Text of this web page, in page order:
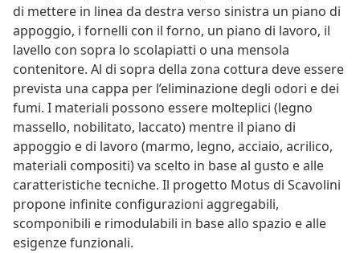
di mettere in linea da destra verso sinistra un piano di
appoggio, i fornelli con il forno, un piano di lavoro, il
lavello con sopra lo scolapiatti o una mensola
contenitore. Al di sopra della zona cottura deve essere
prevista una cappa per l’eliminazione degli odori e dei
fumi. I materiali possono essere molteplici (legno
massello, nobilitato, laccato) mentre il piano di
appoggio e di lavoro (marmo, legno, acciaio, acrilico,
materiali compositi) va scelto in base al gusto e alle
caratteristiche tecniche. Il progetto Motus di Scavolini
propone infinite configurazioni aggregabili,
scomponibili e rimodulabili in base allo spazio e alle
esigenze funzionali.